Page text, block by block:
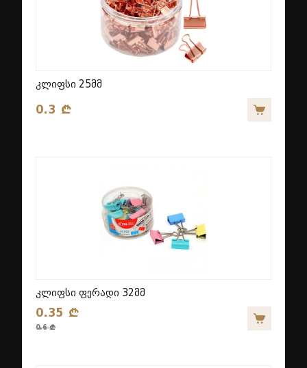
კლიფსი 25მმ
0.3 ₾
კლიფსი ფერადი 32მმ
0.35 ₾
0.6 ₾